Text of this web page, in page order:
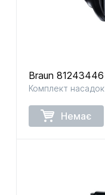
Braun 81243446
Комплект насадок
Немає